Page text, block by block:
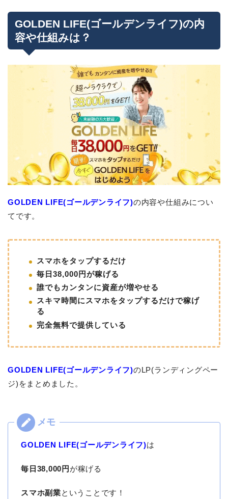
GOLDEN LIFE(ゴールデンライフ)の内
容や仕組みは？
GOLDEN LIFE(ゴールデンライフ)の内容や仕組みについ
てです。
スマホをタップするだけ
毎日38,000円が稼げる
誰でもカンタンに資産が増やせる
スキマ時間にスマホをタップするだけで稼げ
る
完全無料で提供している
GOLDEN LIFE(ゴールデンライフ)のLP(ランディングペー
ジ)をまとめました。
GOLDEN LIFE(ゴールデンライフ)は
毎日38,000円 が稼げる
スマホ副業ということです！